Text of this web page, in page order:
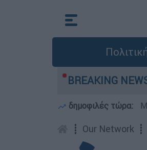
BREAKING
από τη μεγάλη φωτιά τη
δημοφιλές τώρα:
┋ Our Network ┋